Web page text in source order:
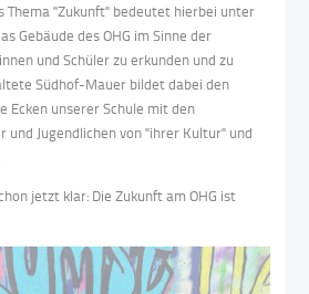
Thema "Zukunft" bedeutet hierbei unter
Gebäude des OHG im Sinne der
und Schüler zu erkunden und zu
Südhof-Mauer bildet dabei den
Ecken unserer Schule mit den
und Jugendlichen von "ihrer Kultur" und
jetzt klar: Die Zukunft am OHG ist